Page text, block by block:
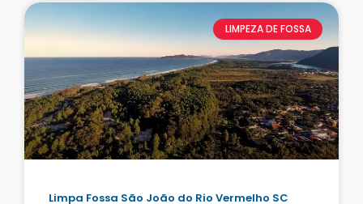
LIMPEZA DE FOSSA
Limpa Fossa São João do Rio Vermelho SC